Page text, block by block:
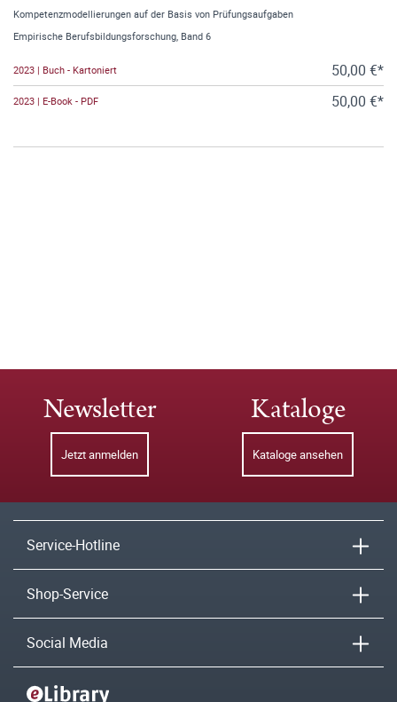
Kompetenzmodellierungen auf der Basis von Prüfungsaufgaben
Empirische Berufsbildungsforschung, Band 6
2023 | Buch - Kartoniert 50,00 €*
2023 | E-Book - PDF 50,00 €*
Newsletter
Jetzt anmelden
Kataloge
Kataloge ansehen
Service-Hotline
Shop-Service
Social Media